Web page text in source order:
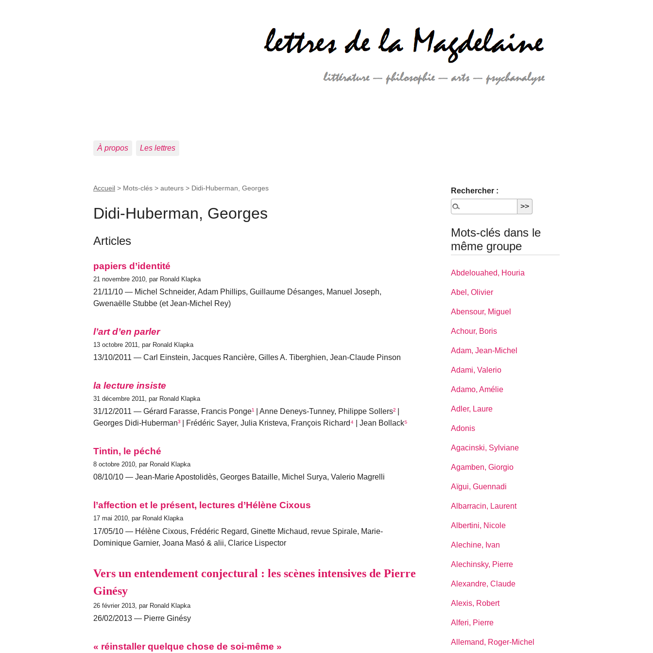
À propos Les lettres
Accueil > Mots-clés > auteurs > Didi-Huberman, Georges
Didi-Huberman, Georges
Articles
papiers d’identité
21 novembre 2010, par Ronald Klapka
21/11/10 — Michel Schneider, Adam Phillips, Guillaume Désanges, Manuel Joseph,
Gwenaëlle Stubbe (et Jean-Michel Rey)
l’art d’en parler
13 octobre 2011, par Ronald Klapka
13/10/2011 — Carl Einstein, Jacques Rancière, Gilles A. Tiberghien, Jean-Claude Pinson
la lecture insiste
31 décembre 2011, par Ronald Klapka
31/12/2011 — Gérard Farasse, Francis Ponge¹ | Anne Deneys-Tunney, Philippe Sollers²
Georges Didi-Huberman³ | Frédéric Sayer, Julia Kristeva, François Richard⁴ | Jean Bollack⁵
Tintin, le péché
8 octobre 2010, par Ronald Klapka
08/10/10 — Jean-Marie Apostolidès, Georges Bataille, Michel Surya, Valerio Magrelli
l’affection et le présent, lectures d’Hélène Cixous
17 mai 2010, par Ronald Klapka
17/05/10 — Hélène Cixous, Frédéric Regard, Ginette Michaud, revue Spirale, Marie-
Dominique Garnier, Joana Masó & alii, Clarice Lispector
Vers un entendement conjectural : les scènes intensives de Pierre
Ginésy
26 février 2013, par Ronald Klapka
26/02/2013 — Pierre Ginésy
« réinstaller quelque chose de soi-même »
Rechercher :
Mots-clés dans le
même groupe
Abdelouahed, Houria
Abel, Olivier
Abensour, Miguel
Achour, Boris
Adam, Jean-Michel
Adami, Valerio
Adamo, Amélie
Adler, Laure
Adonis
Agacinski, Sylviane
Agamben, Giorgio
Aïgui, Guennadi
Albarracin, Laurent
Albertini, Nicole
Alechine, Ivan
Alechinsky, Pierre
Alexandre, Claude
Alexis, Robert
Alferi, Pierre
Allemand, Roger-Michel